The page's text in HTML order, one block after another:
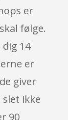
er
følge.
14
er
giver
ikke
90